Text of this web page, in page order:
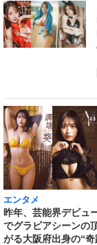
エンタメ
昨年、芸能界デビュ
でグラビアシーンの
がる大阪府出身の“